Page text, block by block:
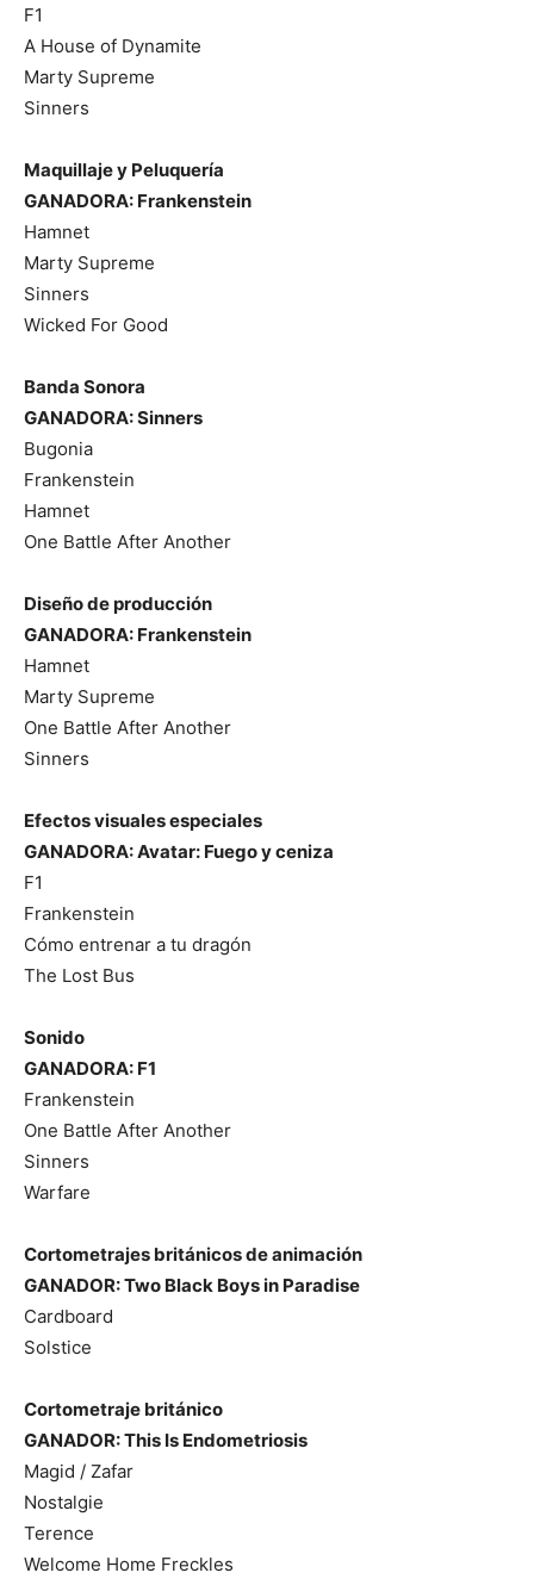
F1
A House of Dynamite
Marty Supreme
Sinners
Maquillaje y Peluquería
GANADORA: Frankenstein
Hamnet
Marty Supreme
Sinners
Wicked For Good
Banda Sonora
GANADORA: Sinners
Bugonia
Frankenstein
Hamnet
One Battle After Another
Diseño de producción
GANADORA: Frankenstein
Hamnet
Marty Supreme
One Battle After Another
Sinners
Efectos visuales especiales
GANADORA: Avatar: Fuego y ceniza
F1
Frankenstein
Cómo entrenar a tu dragón
The Lost Bus
Sonido
GANADORA: F1
Frankenstein
One Battle After Another
Sinners
Warfare
Cortometrajes británicos de animación
GANADOR: Two Black Boys in Paradise
Cardboard
Solstice
Cortometraje británico
GANADOR: This Is Endometriosis
Magid / Zafar
Nostalgie
Terence
Welcome Home Freckles